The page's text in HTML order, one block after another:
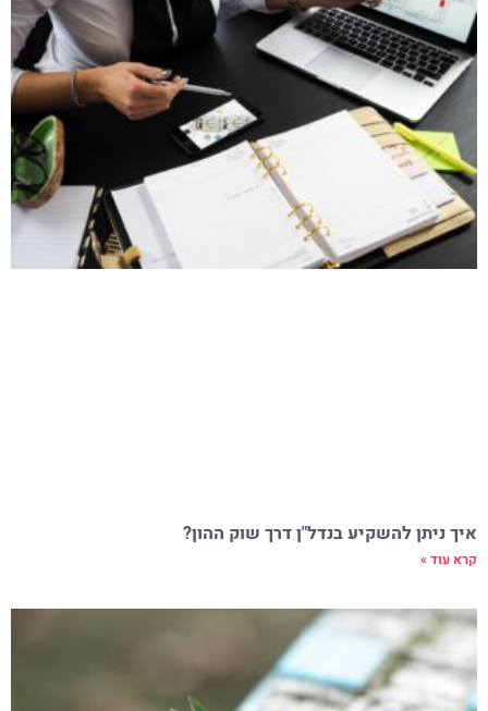
איך ניתן להשקיע בנדל"ן דרך שוק ההון?
קרא עוד »